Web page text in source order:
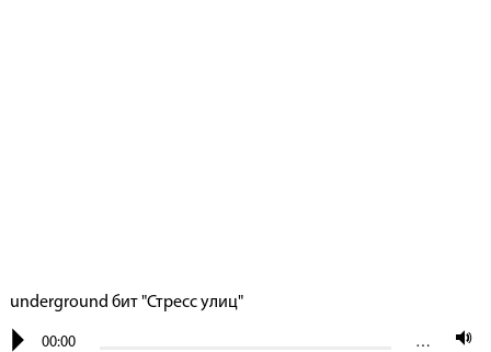
underground бит "Стресс улиц"
00:00 …